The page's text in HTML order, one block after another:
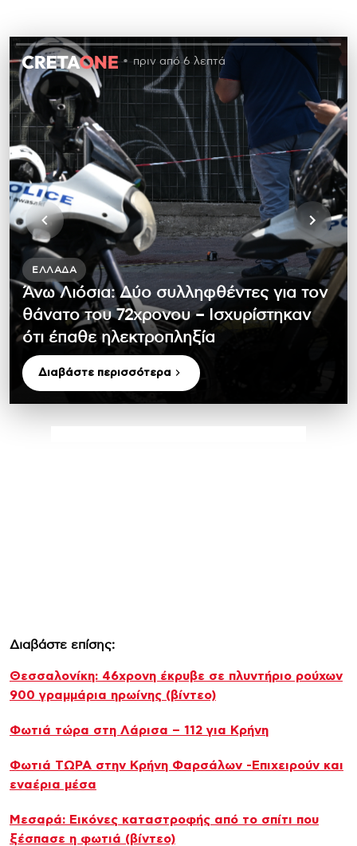
πριν από 6 λεπτά
ΕΛΛΆΔΑ
Άνω Λιόσια: Δύο συλληφθέντες για τον
θάνατο του 72χρονου – Ισχυρίστηκαν
ότι έπαθε ηλεκτροπληξία
Διαβάστε περισσότερα
Διαβάστε επίσης:
Θεσσαλονίκη: 46χρονη έκρυβε σε πλυντήριο ρούχων
900 γραμμάρια ηρωίνης (βίντεο)
Φωτιά τώρα στη Λάρισα – 112 για Κρήνη
Φωτιά ΤΩΡΑ στην Κρήνη Φαρσάλων -Επιχειρούν και
εναέρια μέσα
Μεσαρά: Εικόνες καταστροφής από το σπίτι που
ξέσπασε η φωτιά (βίντεο)